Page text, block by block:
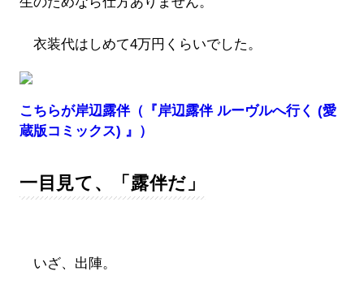
衣装代はしめて4万円くらいでした。
こちらが岸辺露伴（『岸辺露伴 ルーヴルへ行く (愛
蔵版コミックス) 』）
一目見て、「露伴だ」
いざ、出陣。